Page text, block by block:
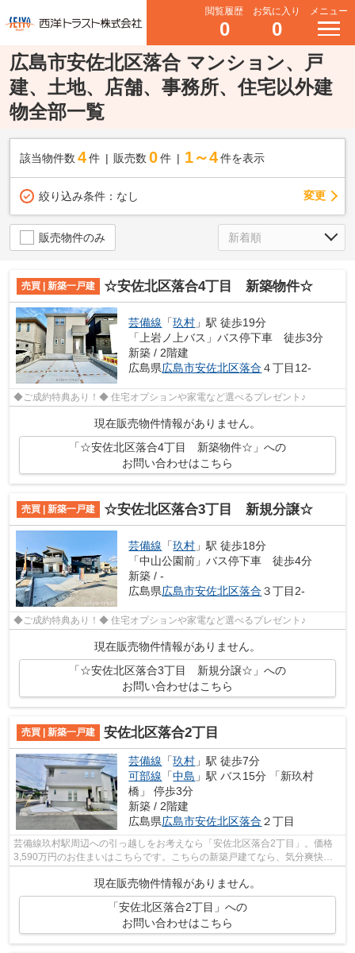
閲覧履歴
0
お気に入り
0
メニュー
広島市安佐北区落合 マンション、戸
建、土地、店舗、事務所、住宅以外建
物全部一覧
該当物件数 4件 販売数 0 件 1～4 件を表示
絞り込み条件： なし 変更
販売物件のみ
売買 | 新築一戸建 ☆安佐北区落合4丁目 新築物件☆
芸備線 「玖村 」駅 徒歩19分
「上岩ノ上バス」バス停下車 徒歩3分
新築 / 2階建
広島県広島市安佐北区落合 ４丁目12-
◆ご成約特典あり！◆ 住宅オプションや家電など選べるプレゼント♪
現在販売物件情報がありません。
「☆安佐北区落合4丁目 新築物件☆」への
お問い合わせはこちら
売買 | 新築一戸建 ☆安佐北区落合3丁目 新規分譲☆
芸備線 「玖村 」駅 徒歩18分
「中山公園前」バス停下車 徒歩4分
新築 / -
広島県広島市安佐北区落合 ３丁目2-
◆ご成約特典あり！◆ 住宅オプションや家電など選べるプレゼント♪
現在販売物件情報がありません。
「☆安佐北区落合3丁目 新規分譲☆」への
お問い合わせはこちら
売買 | 新築一戸建 安佐北区落合2丁目
芸備線 「玖村 」駅 徒歩7分
可部線 「中島 」駅 バス15分 「新玖村
橋」 停歩3分
新築 / 2階建
広島県広島市安佐北区落合 ２丁目
芸備線玖村駅周辺への引っ越しをお考えなら「安佐北区落合2丁目」。価格
3,590万円のお住まいはこちらです。こちらの新築戸建てなら、気分爽快に
新生活をスタートできます。建物面積100...
現在販売物件情報がありません。
「安佐北区落合2丁目」への
お問い合わせはこちら